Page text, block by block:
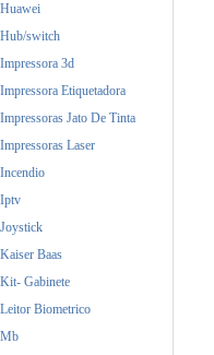
Huawei
Hub/switch
Impressora 3d
Impressora Etiquetadora
Impressoras Jato De Tinta
Impressoras Laser
Incendio
Iptv
Joystick
Kaiser Baas
Kit- Gabinete
Leitor Biometrico
Mb